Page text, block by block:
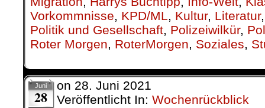
Vorkommnisse, KPD/ML, Kultur, Literatur
Politik und Gesellschaft, Polizeiwilkür,
Roter Morgen, RoterMorgen, Soziales,
Juni
28
on 28. Juni 2021
Veröffentlicht In: Wochenrückblick